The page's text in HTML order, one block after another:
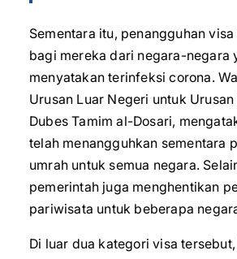
Sementara itu, penangguhan
bagi mereka dari negara-negara
menyatakan terinfeksi corona.
Urusan Luar Negeri untuk Urusan
Dubes Tamim al-Dosari,
telah menangguhkan sementara
umrah untuk semua negara.
pemerintah juga menghentikan
pariwisata untuk beberapa
Di luar dua kategori visa